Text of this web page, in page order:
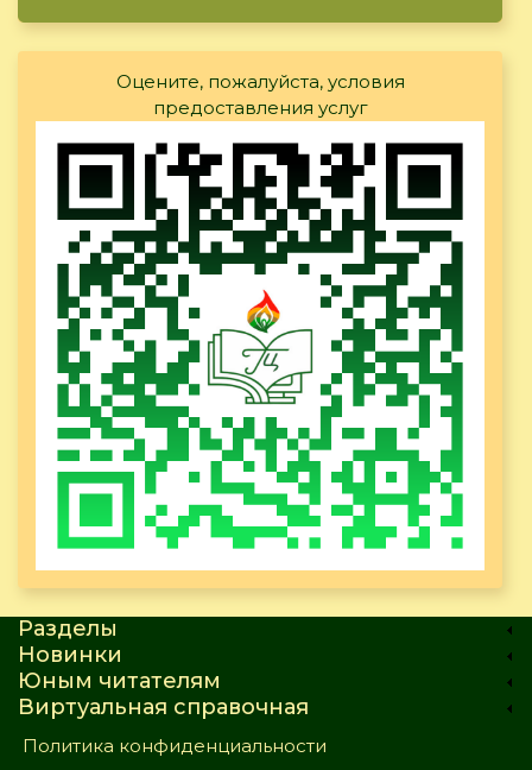
Оцените, пожалуйста, условия
предоставления услуг
Разделы
Новинки
Юным читателям
Виртуальная справочная
Политика конфиденциальности